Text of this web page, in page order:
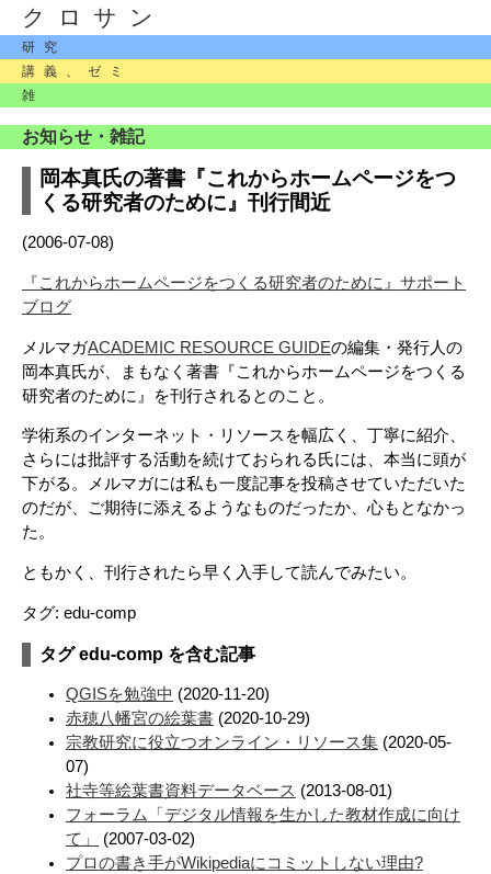
クロサン
研究
講義、ゼミ
雑
お知らせ・雑記
岡本真氏の著書『これからホームページをつ
くる研究者のために』刊行間近
(2006-07-08)
『これからホームページをつくる研究者のために』サポート
ブログ
メルマガACADEMIC RESOURCE GUIDEの編集・発行人の
岡本真氏が、まもなく著書『これからホームページをつくる
研究者のために』を刊行されるとのこと。
学術系のインターネット・リソースを幅広く、丁寧に紹介、
さらには批評する活動を続けておられる氏には、本当に頭が
下がる。メルマガには私も一度記事を投稿させていただいた
のだが、ご期待に添えるようなものだったか、心もとなかっ
た。
ともかく、刊行されたら早く入手して読んでみたい。
タグ: edu-comp
タグ edu-comp を含む記事
QGISを勉強中 (2020-11-20)
赤穂八幡宮の絵葉書 (2020-10-29)
宗教研究に役立つオンライン・リソース集 (2020-05-
07)
社寺等絵葉書資料データベース (2013-08-01)
フォーラム「デジタル情報を生かした教材作成に向け
て」
(2007-03-02)
プロの書き手がWikipediaにコミットしない理由?